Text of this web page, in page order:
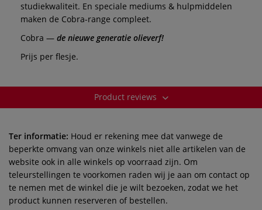
studiekwaliteit. En speciale mediums & hulpmiddelen
maken de Cobra-range compleet.
Cobra — de nieuwe generatie olieverf!
Prijs per flesje.
Product reviews
Ter informatie: Houd er rekening mee dat vanwege de
beperkte omvang van onze winkels niet alle artikelen van de
website ook in alle winkels op voorraad zijn. Om
teleurstellingen te voorkomen raden wij je aan om contact op
te nemen met de winkel die je wilt bezoeken, zodat we het
product kunnen reserveren of bestellen.